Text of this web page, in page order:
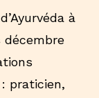
à
décembre
praticien,